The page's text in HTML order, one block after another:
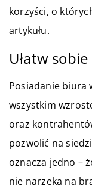
korzyści, o
artykułu.
Ułatw
Posiadanie biura
wszystkim
oraz
pozwolić na
oznacza jedno –
nie narzeka na